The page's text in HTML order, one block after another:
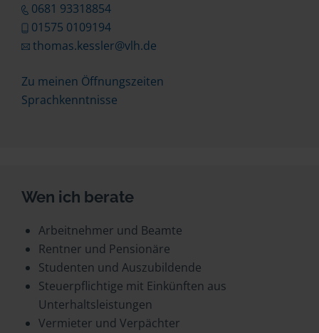
0681 93318854
01575 0109194
thomas.kessler@vlh.de
Zu meinen Öffnungszeiten
Sprachkenntnisse
Wen ich berate
Arbeitnehmer und Beamte
Rentner und Pensionäre
Studenten und Auszubildende
Steuerpflichtige mit Einkünften aus
Unterhaltsleistungen
Vermieter und Verpächter